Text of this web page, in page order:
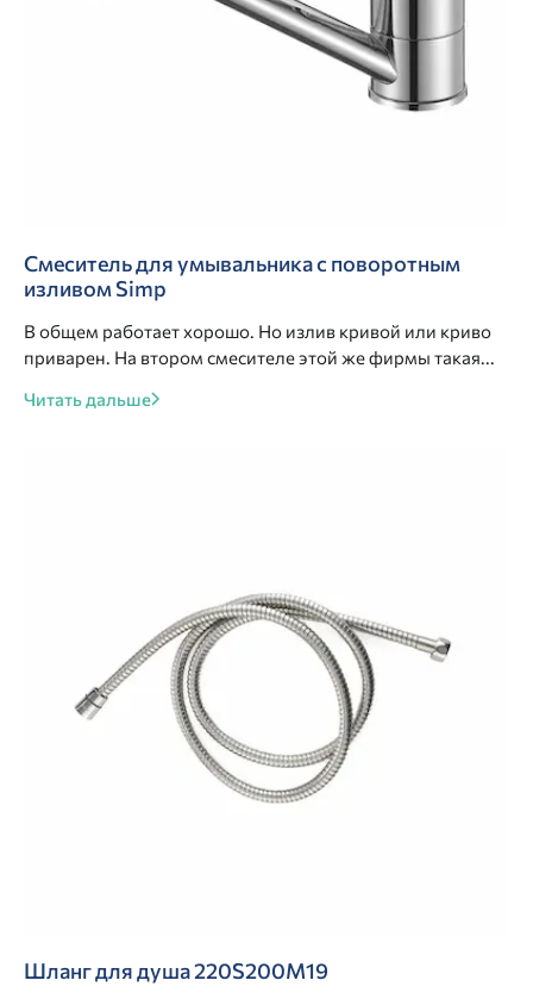
Смеситель для умывальника с поворотным
изливом Simp
В общем работает хорошо. Но излив кривой или криво
приварен. На втором смесителе этой же фирмы такая...
Читать дальше
Шланг для душа 220S200M19